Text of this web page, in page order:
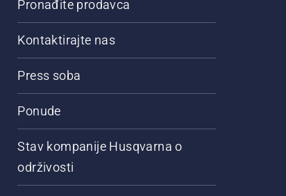
Pronađite prodavca
Kontaktirajte nas
Press soba
Ponude
Stav kompanije Husqvarna o
održivosti